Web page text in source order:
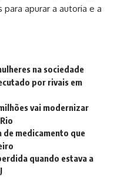
apurar a autoria e a
na sociedade
por rivais em
vai modernizar
de medicamento que
quando estava a